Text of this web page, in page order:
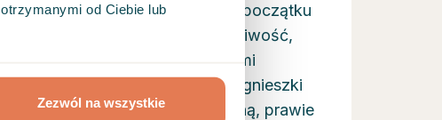
od Ciebie lub
Zezwól na wszystkie
wspólna droga nie była od początku
prosta, ale to właśnie cierpliwość,
wsparcie personalizowanymi
kroczkami i empatia Pani Agnieszki
pozwoliły mi zrobić ogromną, prawie